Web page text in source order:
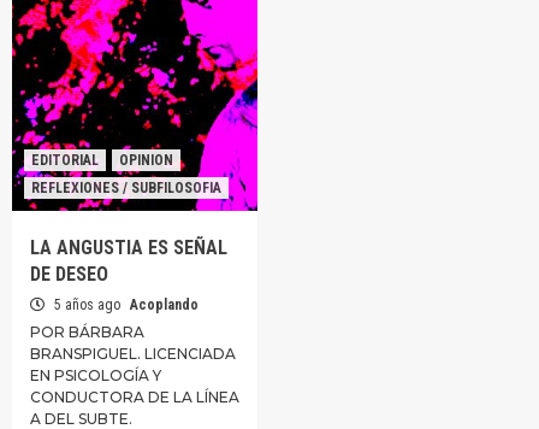
EDITORIAL
OPINION
REFLEXIONES / SUBFILOSOFIA
LA ANGUSTIA ES SEÑAL
DE DESEO
5 años ago Acoplando
POR BÁRBARA
BRANSPIGUEL. LICENCIADA
EN PSICOLOGÍA Y
CONDUCTORA DE LA LÍNEA
A DEL SUBTE.